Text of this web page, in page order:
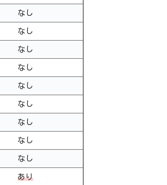
なし
なし
なし
なし
なし
なし
なし
なし
なし
あり